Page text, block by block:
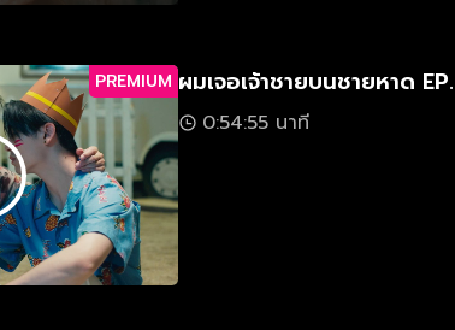
PREMIUM ผมเจอเจ้าชายบนชายหาด
0:54:55 นาที